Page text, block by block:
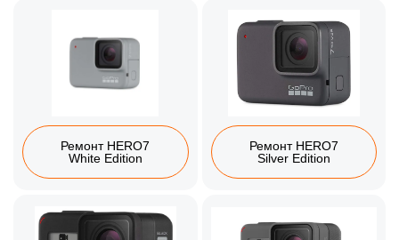
Ремонт HERO7
White Edition
Ремонт HERO7
Silver Edition